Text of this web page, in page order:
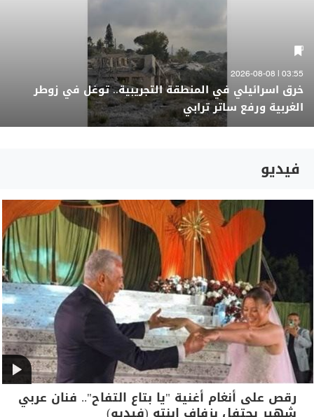
03:55 | 2026-08-08
خرق اسرائيلي في المنطقة التجريبية.. توغل في زوطر
الغربية ورفع ساتر ترابي
فيديو
رقص على أنغام أغنية "يا بتاع التفاح".. فنان عربي